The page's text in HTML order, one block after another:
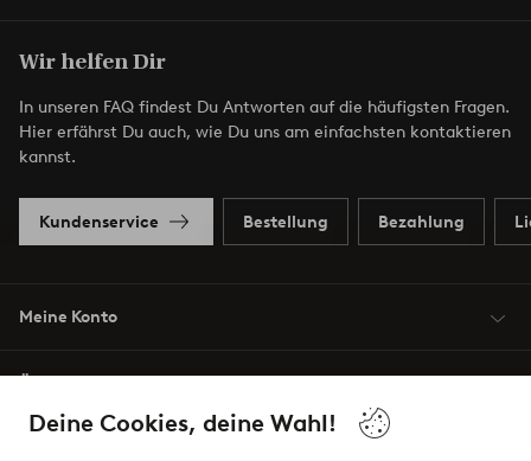
Deine Cookies, deine Wahl!
Wir helfen Dir
In unseren FAQ findest Du Antworten auf die häufigsten Fragen.
Hier erfährst Du auch, wie Du uns am einfachsten kontaktieren
kannst.
Kundenservice Bestellung Bezahlung
Meine Konto